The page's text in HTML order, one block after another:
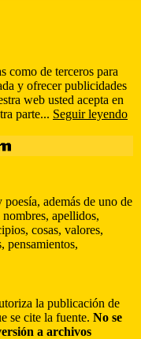
como de terceros para
y ofrecer publicidades
web usted acepta en
parte... Seguir leyendo
además de uno de
apellidos,
cosas, valores,
pensamientos,
la publicación de
se cite la fuente. No se
a archivos